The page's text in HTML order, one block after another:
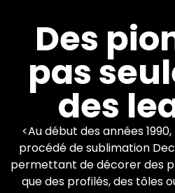
Plus de 600
Decoral dans
Vous appliquez
que vous
En savoir
Des
pas
des
<Au début des années
procédé de sublimation
permettant de décorer des
que des profilés, des tôles